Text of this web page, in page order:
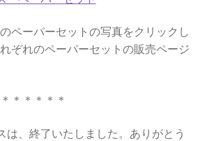
ペーパーセットの写真をクリックし
ぞれのペーパーセットの販売ページ
＊＊＊＊＊
は、終了いたしました。ありがとう